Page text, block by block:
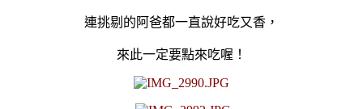
連挑剔的阿爸都一直說好吃又香，
來此一定要點來吃喔！